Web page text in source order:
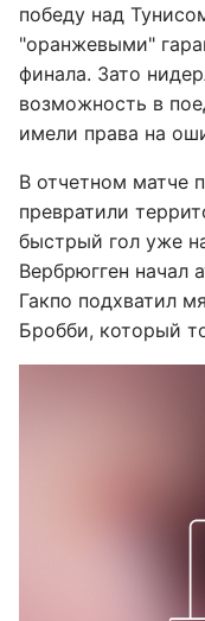
победу над
"оранжевыми"
финала. Зато
возможность в
имели права на
В отчетном матче
превратили
быстрый гол уже
Вербрюгген начал
Гакпо подхватил
Бробби, который